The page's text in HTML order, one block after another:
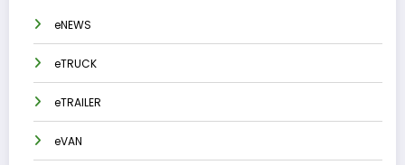
eNEWS
eTRUCK
eTRAILER
eVAN